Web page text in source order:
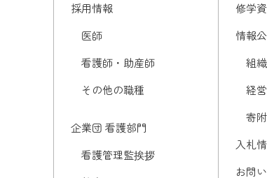
採用情報
医師
看護師・助産師
その他の職種
企業団 看護部門
看護管理監挨拶
修学
情報
組織
経営
寄
入札
お問